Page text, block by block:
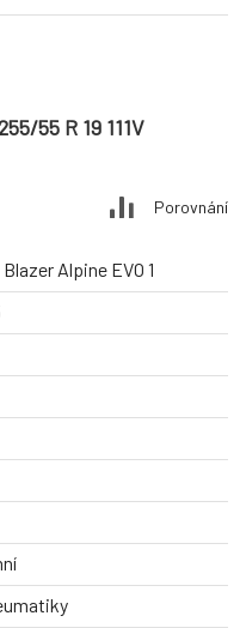
55 R 19 111V
Porovnání
Blazer Alpine EVO 1